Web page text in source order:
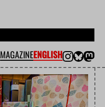
MAGAZINEENGLISH